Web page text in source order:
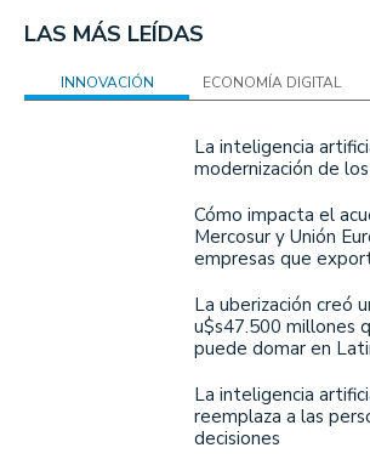
LAS MÁS LEÍDAS
INNOVACIÓN ECONOMÍA DIGITAL
La inteligencia
modernización de
Cómo impacta el
Mercosur y Unión
empresas que
La uberización creó
u$s47.500 millones
puede domar en
La inteligencia
reemplaza a las
decisiones